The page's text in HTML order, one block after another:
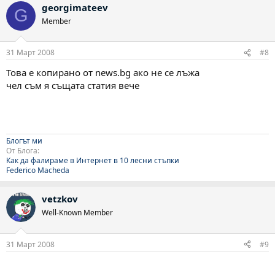
G georgimateev
Member
31 Март 2008 #8
Това е копирано от news.bg ако не се лъжа
чел съм я същата статия вече
Блогът ми
От Блога:
Как да фалираме в Интернет в 10 лесни стъпки
Federico Macheda
vetzkov
Well-Known Member
31 Март 2008 #9